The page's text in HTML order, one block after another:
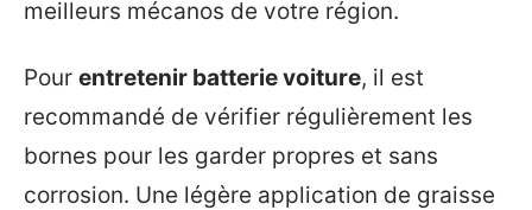
meilleurs mécanos de votre région.
Pour entretenir batterie voiture, il est
recommandé de vérifier régulièrement les
bornes pour les garder propres et sans
corrosion. Une légère application de graisse